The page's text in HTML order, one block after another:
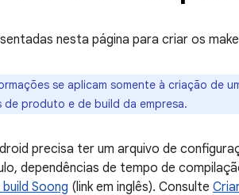
nesta página para criar os
se aplicam somente à criação de
de produto e de build da empresa.
precisa ter um arquivo de
dependências de tempo de
Soong (link em inglês). Consulte